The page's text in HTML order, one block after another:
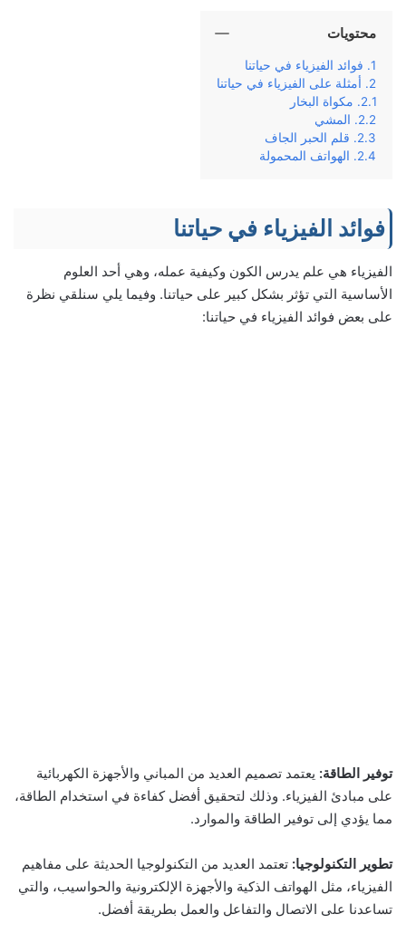
محتويات
فوائد الفيزياء في حياتنا
أمثلة على الفيزياء في حياتنا
مكواة البخار
المشي
قلم الحبر الجاف
الهواتف المحمولة
فوائد الفيزياء في حياتنا
الفيزياء هي علم يدرس الكون وكيفية عمله، وهي أحد العلوم
الأساسية التي تؤثر بشكل كبير على حياتنا. وفيما يلي سنلقي نظرة
على بعض فوائد الفيزياء في حياتنا:
توفير الطاقة: يعتمد تصميم العديد من المباني والأجهزة الكهربائية
على مبادئ الفيزياء. وذلك لتحقيق أفضل كفاءة في استخدام الطاقة،
مما يؤدي إلى توفير الطاقة والموارد.
تطوير التكنولوجيا: تعتمد العديد من التكنولوجيا الحديثة على مفاهيم
الفيزياء، مثل الهواتف الذكية والأجهزة الإلكترونية والحواسيب، والتي
تساعدنا على الاتصال والتفاعل والعمل بطريقة أفضل.